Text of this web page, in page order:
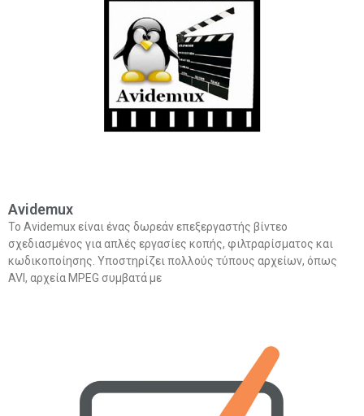
Avidemux
Το Avidemux είναι ένας δωρεάν επεξεργαστής βίντεο
σχεδιασμένος για απλές εργασίες κοπής, φιλτραρίσματος και
κωδικοποίησης. Υποστηρίζει πολλούς τύπους αρχείων, όπως
AVI, αρχεία MPEG συμβατά με